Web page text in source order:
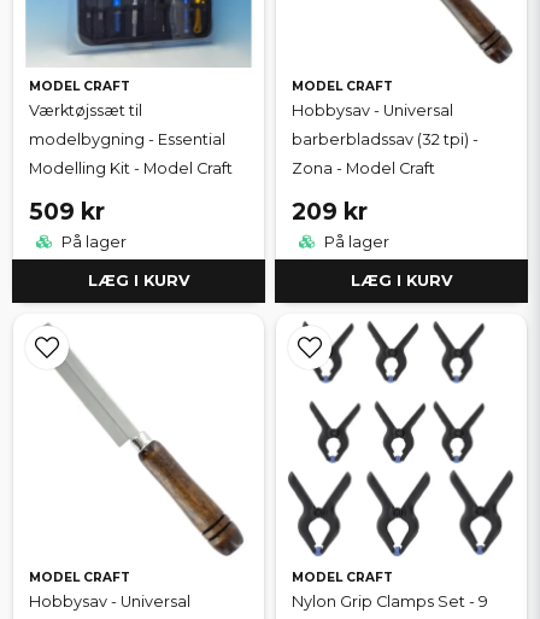
MODEL CRAFT
Værktøjssæt til
modelbygning - Essential
Modelling Kit - Model Craft
509 kr
På lager
LÆG I KURV
MODEL CRAFT
Hobbysav - Universal
barberbladssav (32 tpi) -
Zona - Model Craft
209 kr
På lager
LÆG I KURV
MODEL CRAFT
Hobbysav - Universal
MODEL CRAFT
Nylon Grip Clamps Set - 9